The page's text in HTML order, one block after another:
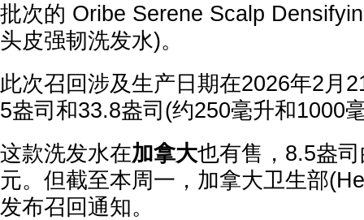
批次的 Oribe Serene Scalp
头皮强韧洗发水)。
此次召回涉及生产日期在2026年2月
5盎司和33.8盎司(约250毫升和1000
这款洗发水在加拿大也有售，8.5盎
元。但截至本周一，加拿大卫生部
发布召回通知。